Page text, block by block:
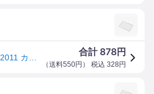
合計 878円
（送料550円 ） 税込 328 円